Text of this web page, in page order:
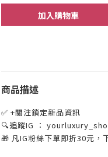
加入購物車
商品描述
✅ +關注鎖定新品資訊
🔍追蹤IG ：
🎁 凡IG粉絲下單即折30元